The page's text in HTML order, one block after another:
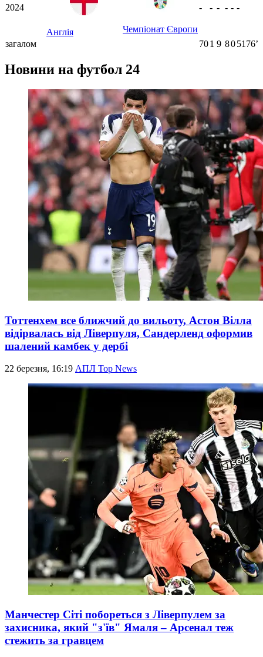
2024
Англія Чемпіонат Європи
- - - - - -
загалом 701 9 805176ʼ
Новини на футбол 24
Тоттенхем все ближчий до вильоту, Астон Вілла
відірвалась від Ліверпуля, Сандерленд оформив
шалений камбек у дербі
22 березня, 16:19 АПЛ Top News
Манчестер Сіті побореться з Ліверпулем за
захисника, який "з'їв" Ямаля – Арсенал теж
стежить за гравцем